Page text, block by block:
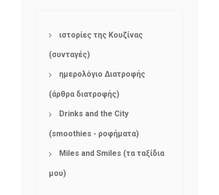
ιστορίες της Κουζίνας
(συνταγές)
ημερολόγιο Διατροφής
(άρθρα διατροφής)
Drinks and the City
(smoothies - ροφήματα)
Miles and Smiles (τα ταξίδια
μου)